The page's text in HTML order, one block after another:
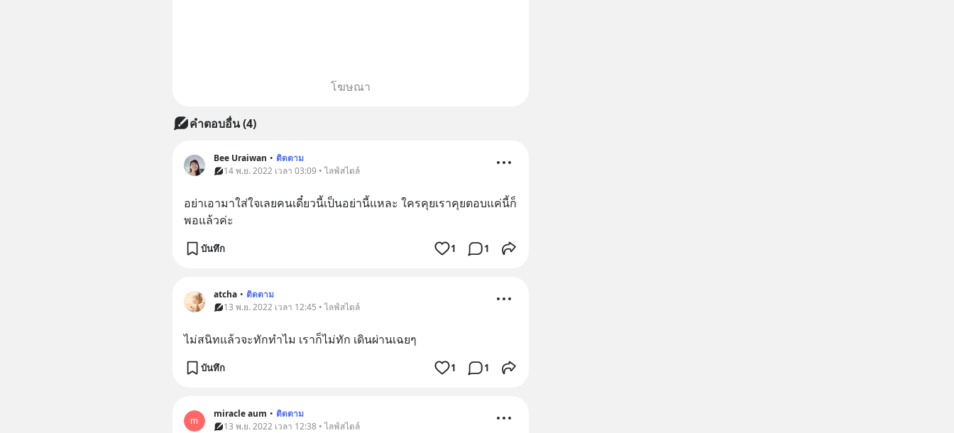
โฆษณา
คำตอบอื่น(4)
Bee Uraiwan • ติดตาม
14 พ.ย. 2022 เวลา 03:09 • ไลฟ์สไตล์
อย่าเอามาใส่ใจเลยคนเดี๋ยวนี้เป็นอย่านี้แหละ ใครคุยเราคุยตอบแค่นี้ก็
พอแล้วค่ะ
บันทึก 1 1
atcha • ติดตาม
13 พ.ย. 2022 เวลา 12:45 • ไลฟ์สไตล์
ไม่สนิทแล้วจะทักทำไม เราก็ไม่ทัก เดินผ่านเฉยๆ
บันทึก 1 1
m
miracle aum • ติดตาม
13 พ.ย. 2022 เวลา 12:38 • ไลฟ์สไตล์